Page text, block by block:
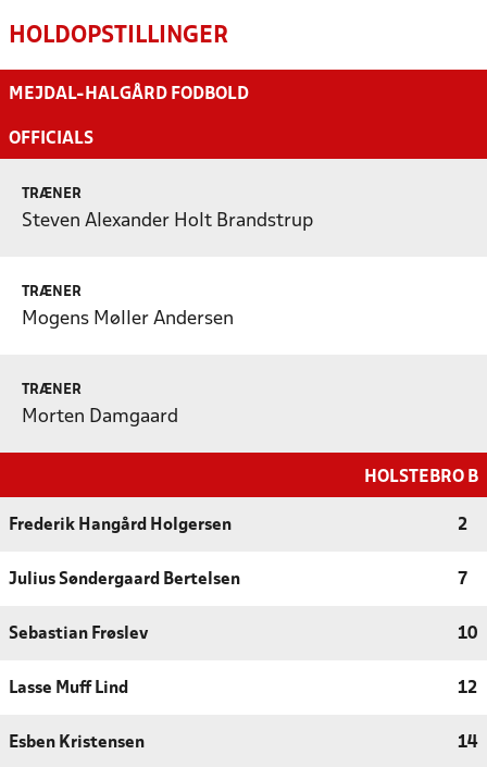
HOLDOPSTILLINGER
MEJDAL-HALGÅRD FODBOLD
OFFICIALS
TRÆNER
Steven Alexander Holt Brandstrup
TRÆNER
Mogens Møller Andersen
TRÆNER
Morten Damgaard
HOLSTEBRO B
Frederik Hangård Holgersen 2
Julius Søndergaard Bertelsen 7
Sebastian Frøslev 10
Lasse Muff Lind 12
Esben Kristensen 14